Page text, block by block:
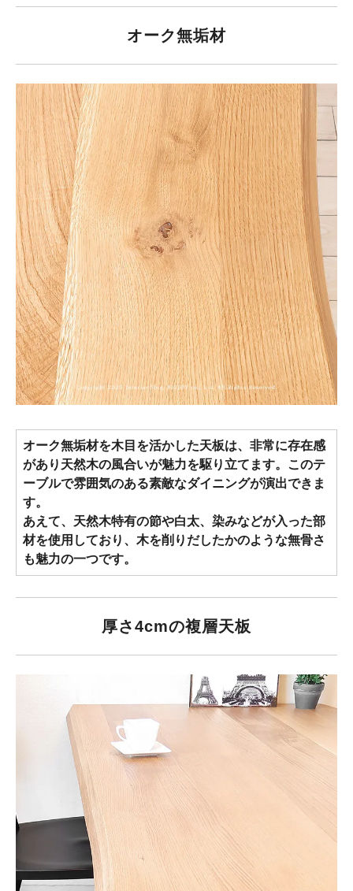
オーク無垢材
オーク無垢材を木目を活かした天板は、非常に存在感
があり天然木の風合いが魅力を駆り立てます。このテ
ーブルで雰囲気のある素敵なダイニングが演出できま
す。
あえて、天然木特有の節や白太、染みなどが入った部
材を使用しており、木を削りだしたかのような無骨さ
も魅力の一つです。
厚さ4cmの複層天板